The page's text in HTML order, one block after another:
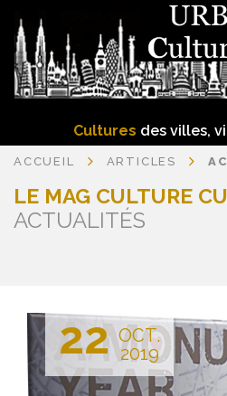
Cultures des villes,
LE MAG CULTURE
ACTUALITÉS
ACCUEIL ARTICLES
22 OCT.
2019